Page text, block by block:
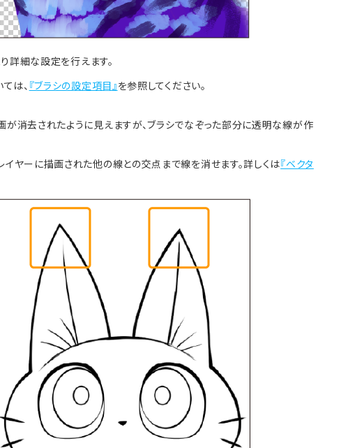
詳細な設定を行えます。
は、 『ブラシの設定項目』を参照してください。
消去されたように見えますが、ブラシでなぞった部分に透明な線が作
ヤーに描画された他の線との交点まで線を消せます。詳しくは『ベクタ